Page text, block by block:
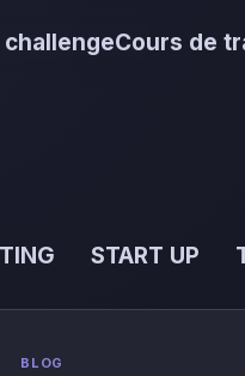
challengeCours de
START UP
BLOG